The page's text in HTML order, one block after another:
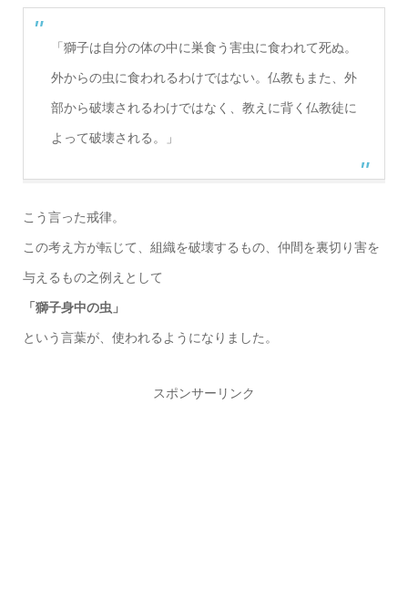
「獅子は自分の体の中に巣食う害虫に食われて死ぬ。
外からの虫に食われるわけではない。仏教もまた、外
部から破壊されるわけではなく、教えに背く仏教徒に
よって破壊される。」
こう言った戒律。
この考え方が転じて、組織を破壊するもの、仲間を裏切り害を
与えるもの之例えとして
「獅子身中の虫」
という言葉が、使われるようになりました。
スポンサーリンク